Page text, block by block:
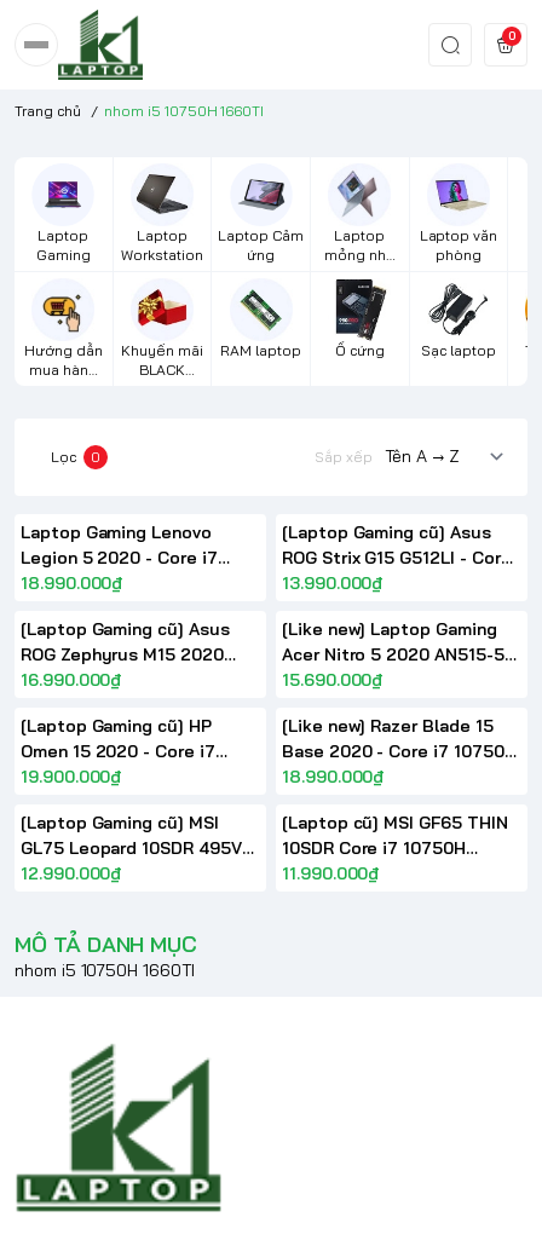
0
Trang chủ / nhom i5 10750H 1660TI
Laptop
Gaming
Laptop
Workstation
Laptop Cảm
ứng
Laptop
mỏng nhẹ
Laptop văn
phòng
Hướng dẫn
mua hàng
Khuyến mãi
BLACK
RAM laptop Ổ cứng Sạc laptop
Lọc 0 Sắp xếp
Laptop Gaming Lenovo
Legion 5 2020 - Core i7
10750H GeForce GTX 1650Ti
18.990.000₫
[Laptop Gaming cũ] Asus
ROG Strix G15 G512LI - Core
i7 10750H GTX 1650Ti
13.990.000₫
[Laptop Gaming cũ] Asus
ROG Zephyrus M15 2020
GU502LU - Core i7 10750H
16.990.000₫
[Like new] Laptop Gaming
Acer Nitro 5 2020 AN515-55
- Core i7 10750H GTX1650Ti
15.690.000₫
[Laptop Gaming cũ] HP
Omen 15 2020 - Core i7
10750H GTX1660Ti 15.6inch
19.900.000₫
[Like new] Razer Blade 15
Base 2020 - Core i7 10750H
GTX1660Ti 15.6inch FHD
18.990.000₫
[Laptop Gaming cũ] MSI
GL75 Leopard 10SDR 495VN
- Core i7 10750H GTX
12.990.000₫
[Laptop cũ] MSI GF65 THIN
10SDR Core i7 10750H
GTX1660Ti 15.6inch FHD
11.990.000₫
MÔ TẢ DANH MỤC
nhom i5 10750H 1660TI